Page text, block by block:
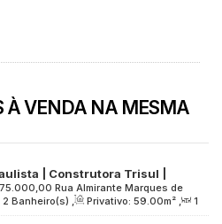
À VENDA NA MESMA
| Construtora Trisul |
| 59 metros | 02 dormitórios |
Rua Almirante Marques de
01330-010, Bela Vista, São Paulo,
2 Banheiro(s) , Privativo: 59.00m² ,
1
, 1 Vaga(s) , Útil: 59.00m² ,
Terreno: